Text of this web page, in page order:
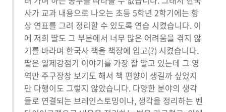
사가 교과 내용으로 나오는 초등 5학년 2학기에는 항
상 연표를 그려 정리할 수 있도록 연습 시켰습니다. 이
에 저희 딸도 그 부분에서 너무 많은 어려움을 겪지 않
기를 바라며 한국사 책을 책장에 입고(?) 시켰습니다.
딸은 일제강점기 이야기를 가장 잘 알고 있는데 그 영
역만 주구장창 보기도 해서 책 편향이 생길까 싶었지
만 다행이도 그렇지 않았습니다. 다양한 분야의 생각
들로 연결되는 브레인스토밍이나, 생각을 정리하는 벤